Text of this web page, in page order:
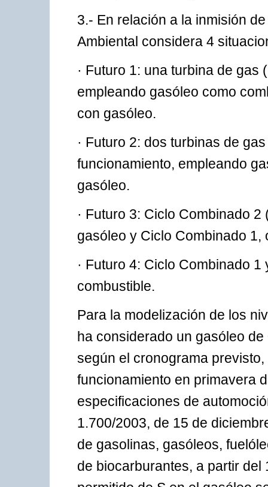
3.- En relación a la inmisión
Ambiental considera 4
· Futuro 1: una turbina de
empleando gasóleo como
con gasóleo.
· Futuro 2: dos turbinas de
funcionamiento, empleando
gasóleo.
· Futuro 3: Ciclo Combinado
gasóleo y Ciclo Combinado
· Futuro 4: Ciclo Combinado
combustible.
Para la modelización de los
ha considerado un gasóleo
según el cronograma
funcionamiento en primavera
especificaciones de
1.700/2003, de 15 de
de gasolinas, gasóleos,
de biocarburantes, a partir